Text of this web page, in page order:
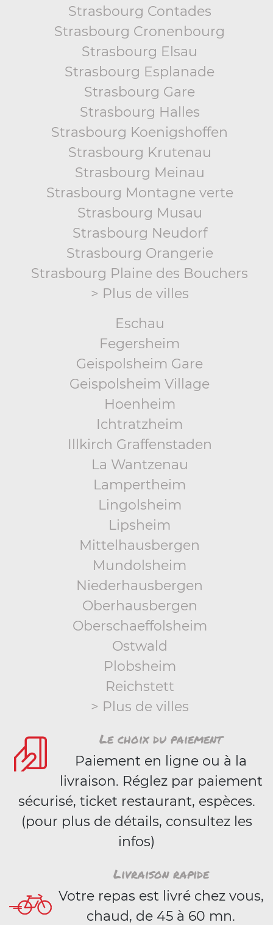
Strasbourg Contades
Strasbourg Cronenbourg
Strasbourg Elsau
Strasbourg Esplanade
Strasbourg Gare
Strasbourg Halles
Strasbourg Koenigshoffen
Strasbourg Krutenau
Strasbourg Meinau
Strasbourg Montagne verte
Strasbourg Musau
Strasbourg Neudorf
Strasbourg Orangerie
Strasbourg Plaine des Bouchers
> Plus de villes
Eschau
Fegersheim
Geispolsheim Gare
Geispolsheim Village
Hoenheim
Ichtratzheim
Illkirch Graffenstaden
La Wantzenau
Lampertheim
Lingolsheim
Lipsheim
Mittelhausbergen
Mundolsheim
Niederhausbergen
Oberhausbergen
Oberschaeffolsheim
Ostwald
Plobsheim
Reichstett
> Plus de villes
Le choix du paiement
Paiement en ligne ou à la
livraison. Réglez par paiement
sécurisé, ticket restaurant, espèces.
(pour plus de détails, consultez les
infos)
Livraison rapide
Votre repas est livré chez vous,
chaud, de 45 à 60 mn.